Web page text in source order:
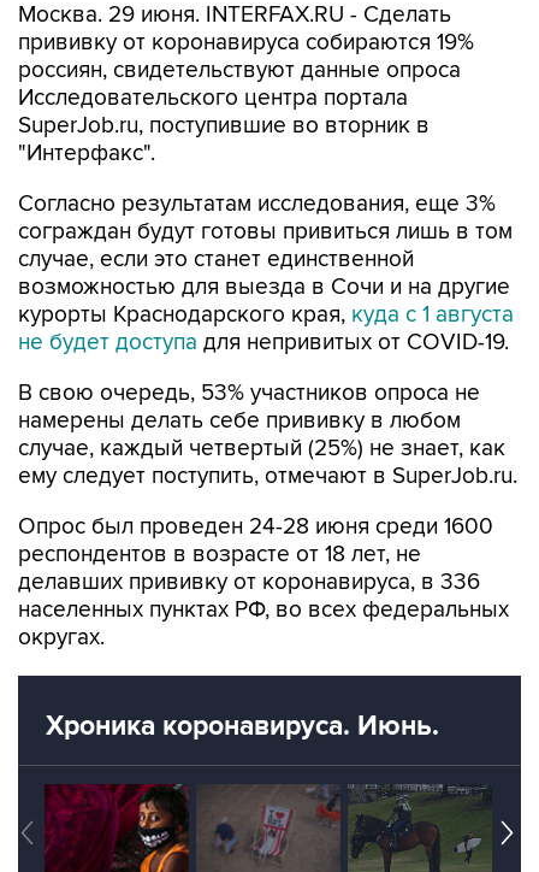
Москва. 29 июня. INTERFAX.RU - Сделать
прививку от коронавируса собираются 19%
россиян, свидетельствуют данные опроса
Исследовательского центра портала
SuperJob.ru, поступившие во вторник в
"Интерфакс".
Согласно результатам исследования, еще 3%
сограждан будут готовы привиться лишь в том
случае, если это станет единственной
возможностью для выезда в Сочи и на другие
курорты Краснодарского края, куда с 1 августа
не будет доступа для непривитых от COVID-19.
В свою очередь, 53% участников опроса не
намерены делать себе прививку в любом
случае, каждый четвертый (25%) не знает, как
ему следует поступить, отмечают в SuperJob.ru.
Опрос был проведен 24-28 июня среди 1600
респондентов в возрасте от 18 лет, не
делавших прививку от коронавируса, в 336
населенных пунктах РФ, во всех федеральных
округах.
Хроника коронавируса. Июнь.